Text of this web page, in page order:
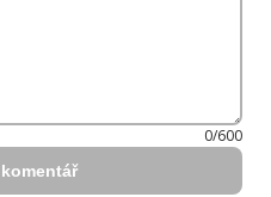
0/600